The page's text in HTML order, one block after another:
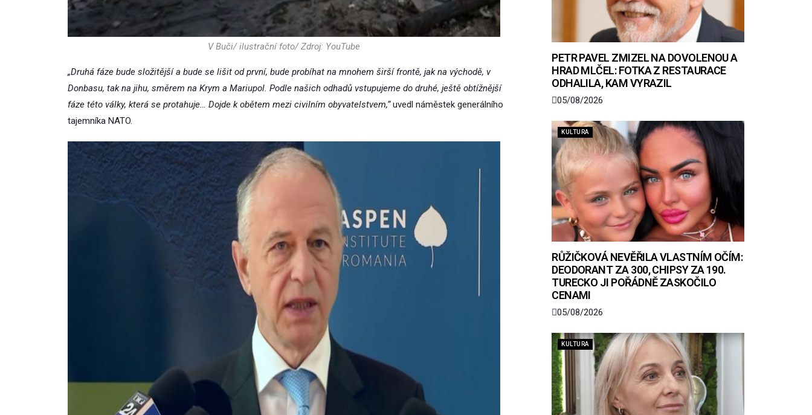
V Buči/ ilustrační foto/ Zdroj: YouTube
„Druhá fáze bude složitější a bude se lišit od první, bude probíhat na mnohem širší frontě, jak na východě, v
Donbasu, tak na jihu, směrem na Krym a Mariupol. Podle našich odhadů vstupujeme do druhé, ještě obtížnější
fáze této války, která se protahuje… Dojde k obětem mezi civilním obyvatelstvem,“uvedl náměstek generálního
tajemníka NATO.
PETR PAVEL ZMIZEL NA DOVOLENOU A
HRAD MLČEL: FOTKA Z RESTAURACE
ODHALILA, KAM VYRAZIL
05/08/2026
KULTURA
RŮŽIČKOVÁ NEVĚŘILA VLASTNÍM OČÍM:
DEODORANT ZA 300, CHIPSY ZA 190.
TURECKO JI POŘÁDNĚ ZASKOČILO
CENAMI
05/08/2026
KULTURA